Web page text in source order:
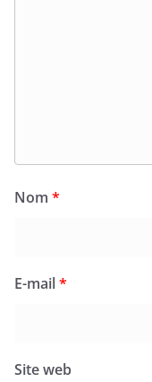
Nom *
E-mail*
Site web